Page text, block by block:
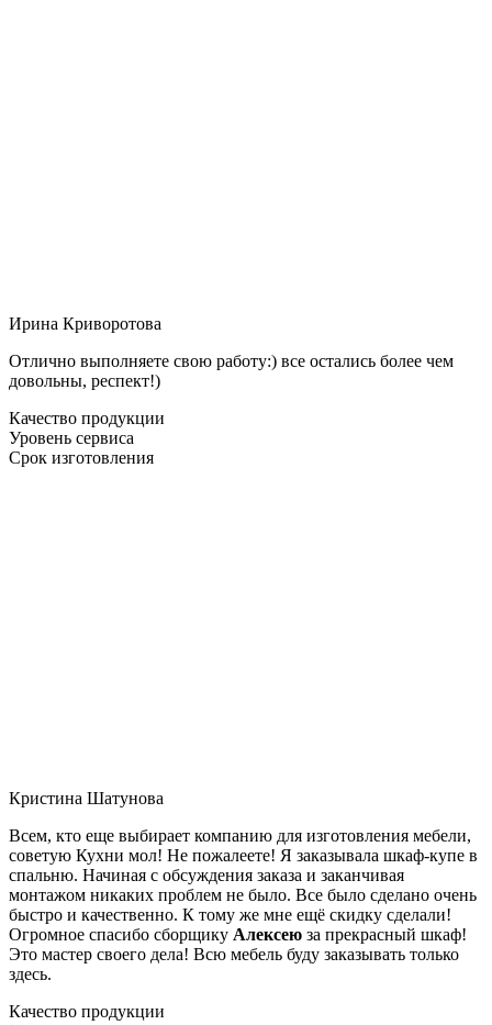
Ирина Криворотова
Отлично выполняете свою работу:) все остались более чем
довольны, респект!)
Качество продукции
Уровень сервиса
Срок изготовления
Кристина Шатунова
Всем, кто еще выбирает компанию для изготовления мебели,
советую Кухни мол! Не пожалеете! Я заказывала шкаф-купе в
спальню. Начиная с обсуждения заказа и заканчивая
монтажом никаких проблем не было. Все было сделано очень
быстро и качественно. К тому же мне ещё скидку сделали!
Огромное спасибо сборщику Алексею за прекрасный шкаф!
Это мастер своего дела! Всю мебель буду заказывать только
здесь.
Качество продукции